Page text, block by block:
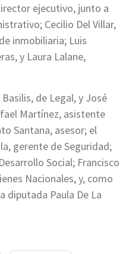
ejecutivo, junto a
Cecilio Del Villar,
inmobiliaria; Luis
y Laura Lalane,
de Legal, y José
Martínez, asistente
Santana, asesor; el
gerente de Seguridad;
Social; Francisco
Nacionales, y, como
diputada Paula De La